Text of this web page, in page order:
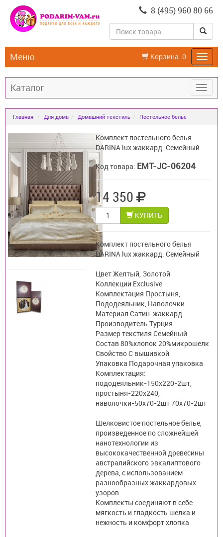
8 (495) 960 80 66
Корзина: 0
Меню
Каталог
Главная Для дома Домашний текстиль Постельное белье
Комплект постельного белья
DARINA lux жаккард. Семейный
Код товара: EMT-JC-06204
14 350
КУПИТЬ
Комплект постельного белья
DARINA lux жаккард. Семейный
Цвет Желтый, Золотой
Коллекции Exclusive
Комплектация Простыня,
Пододеяльник, Наволочки
Материал Сатин-жаккард
Производитель Турция
Размер текстиля Семейный
Состав 80%хлопок 20%микрошелк
Свойство С вышивкой
Упаковка Подарочная упаковка
Комплектация:
пододеяльник-150х220-2шт,
простыня-220х240,
наволочки-50х70-2шт 70х70-2шт
Шелковистое постельное белье,
произведенное по сложнейшей
нанотехнологии из
высококачественной древесины
австралийского эвкалиптового
дерева, с использованием
разнообразных жаккардовых
узоров.
Комплекты соединяют в себе
мягкость и гладкость шелка и
нежность и комфорт хлопка